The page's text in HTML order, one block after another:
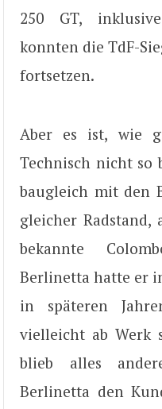
250 GT,
konnten die TdF-
fortsetzen.
Aber es ist, wie
Technisch nicht so
baugleich mit den
gleicher
bekannte
Berlinetta hatte er
in späteren
vielleicht ab Werk
blieb alles
Berlinetta den